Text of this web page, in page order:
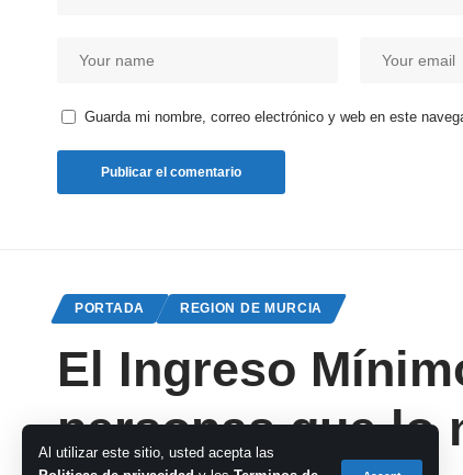
Al utilizar este sitio, usted acepta las
Guarda mi nombre, correo electrónico y web en este
PORTADA REGION DE MURCIA
El Ingreso
personas que lo